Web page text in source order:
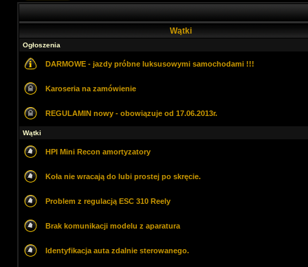
Wątki
Ogłoszenia
DARMOWE - jazdy próbne luksusowymi samochodami !!!
Karoseria na zamówienie
REGULAMIN nowy - obowiązuje od 17.06.2013r.
Wątki
HPI Mini Recon amortyzatory
Koła nie wracają do lubi prostej po skręcie.
Problem z regulacją ESC 310 Reely
Brak komunikacji modelu z aparatura
Identyfikacja auta zdalnie sterowanego.